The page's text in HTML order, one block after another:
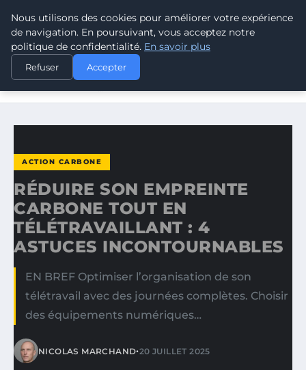
CLIMATE RESPONSE BLOG
ACCUEIL
ACTION CARBONE
RÉDUIRE SON EMPREINTE CARBONE TOUT EN
ACTION CARBONE
RÉDUIRE SON EMPREINTE
CARBONE TOUT EN
TÉLÉTRAVAILLANT : 4
ASTUCES INCONTOURNABLES
EN BREF Optimiser l’organisation de son
télétravail avec des journées complètes. Choisir
des équipements numériques…
NICOLAS MARCHAND•20 JUILLET 2025
Nous utilisons des cookies pour améliorer votre expérience
de navigation. En poursuivant, vous acceptez notre
politique de confidentialité. En savoir plus
Refuser Accepter